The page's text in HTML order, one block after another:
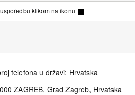
klikom na ikonu
telefona u državi: Hrvatska
ZAGREB, Grad Zagreb, Hrvatska